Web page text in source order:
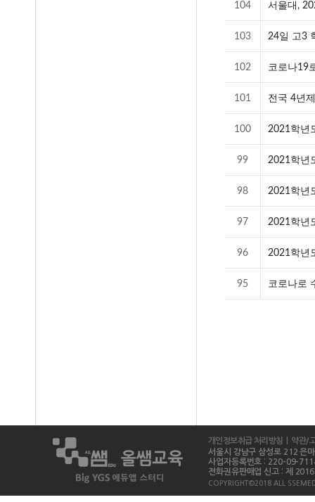
104 서울대,
103 24일 고3
102 코로나19
101 전국 4년
100 2021학년
99 2021학년
98 2021학년
97 2021학년
96 2021학년
95 코로나로
개인정보취급 처리방침
| 약관/
서울시 강남구 삼성로 212 은
사업자등록번호 : 220-09-
전화권유판매업 신고 : 제
COPYRIGHT©2018 ALL